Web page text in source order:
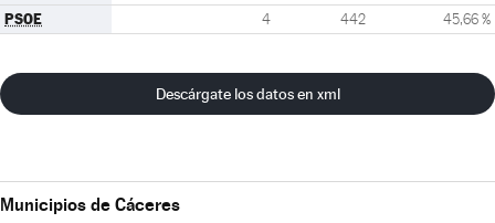
PSOE 4 442 45,66 %
Descárgate los datos en xml
Municipios de Cáceres